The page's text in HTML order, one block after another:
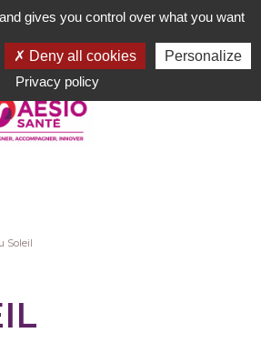
Soleil
gives you control over what you want
Deny all cookies
Personalize
Privacy policy